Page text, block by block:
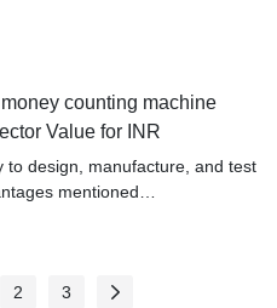
counting machine
Value for INR
to design, manufacture, and test
mentioned
2 3